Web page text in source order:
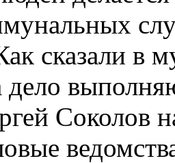
сказали в
дело
Соколов